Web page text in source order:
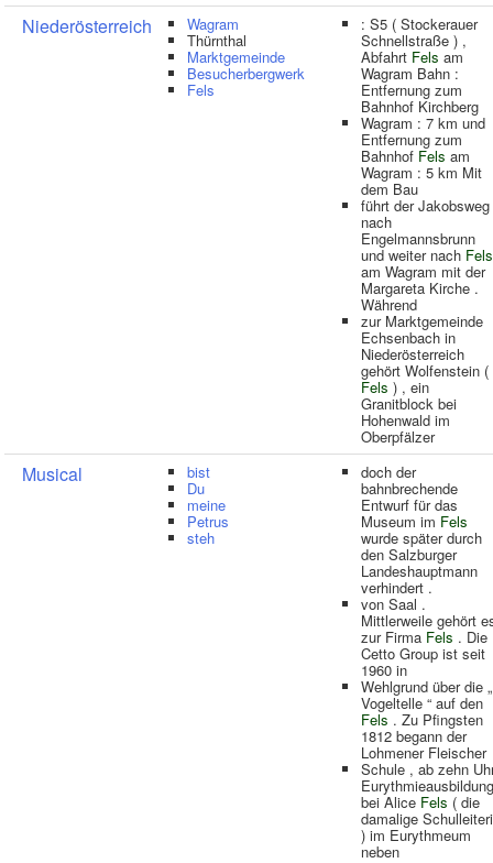
Niederösterreich Wagram
Thürnthal
Marktgemeinde
Besucherbergwerk
Fels
: S5 ( Stockerauer
Schnellstraße ) ,
Abfahrt Fels am
Wagram Bahn :
Entfernung zum
Bahnhof Kirchberg
Wagram : 7 km und
Entfernung zum
Bahnhof Fels am
Wagram : 5 km Mit
dem Bau
führt der Jakobsweg
nach
Engelmannsbrunn
und weiter nach Fels
am Wagram mit der
Margareta Kirche .
Während
zur Marktgemeinde
Echsenbach in
Niederösterreich
gehört Wolfenstein (
Fels ) , ein
Granitblock bei
Hohenwald im
Oberpfälzer
Musical bist
Du
meine
Petrus
steh
doch der
bahnbrechende
Entwurf für das
Museum im Fels
wurde später durch
den Salzburger
Landeshauptmann
verhindert .
von Saal .
Mittlerweile gehört
zur Firma Fels . Die
Cetto Group ist seit
1960 in
Wehlgrund über die „
Vogeltelle “ auf den
Fels . Zu Pfingsten
1812 begann der
Lohmener Fleischer
Schule , ab zehn
Eurythmieausbildung
bei Alice Fels ( die
damalige
) im Eurythmeum
neben